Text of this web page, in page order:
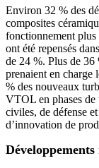
Environ 32 % des
composites
fonctionnement plus
ont été repensés
de 24 %. Plus de 36
prenaient en charge
% des nouveaux
VTOL en phases de
civiles, de défense
d’innovation de
Développements